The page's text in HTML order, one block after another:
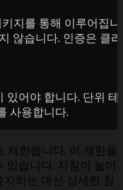
지를 통해 이루어집니
않습니다. 인증은 클
있어야 합니다. 단위
사용합니다.
제한됩니다. 이 제한을
있습니다. 지침이 늘어
지하는 대신 상세한 참